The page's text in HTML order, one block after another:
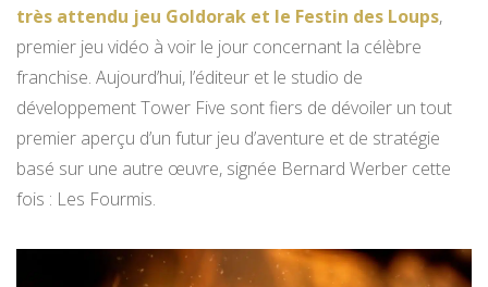
très attendu jeu Goldorak et le Festin des Loups,
premier jeu vidéo à voir le jour concernant la célèbre
franchise. Aujourd’hui, l’éditeur et le studio de
développement Tower Five sont fiers de dévoiler un tout
premier aperçu d’un futur jeu d’aventure et de stratégie
basé sur une autre œuvre, signée Bernard Werber cette
fois : Les Fourmis.